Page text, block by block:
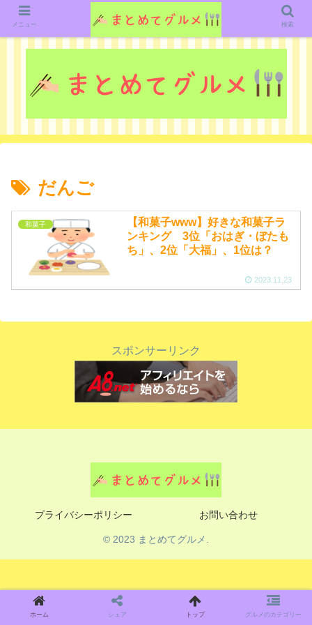
グルメ関連のいろいろなニューススレッドを紹介していきます。（鋭意作成中で
す）
だんご
和菓子
【和菓子www】好きな和菓子ラ
ンキング 3位「おはぎ・ぼたも
ち」、2位「大福」、1位は？
2023.11.23
スポンサーリンク
プライバシーポリシー お問い合わせ
© 2023 まとめてグルメ.
メニュー 検索
ホーム シェア トップ グルメのカテゴリー